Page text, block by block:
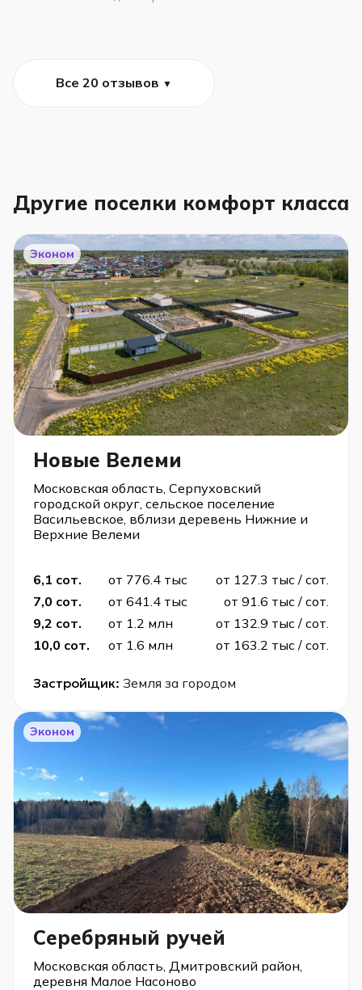
Все 20 отзывов ▼
Другие поселки комфорт класса
Эконом
Новые Велеми
Московская область, Серпуховский
городской округ, сельское поселение
Васильевское, вблизи деревень Нижние и
Верхние Велеми
6,1 сот. от 776.4 тыс
от 127.3 тыс / сот.
7,0 сот.
от 641.4 тыс
от 91.6 тыс / сот.
9,2 сот.
от 1.2 млн
от 132.9 тыс / сот.
10,0 сот.
от 1.6 млн от 163.2 тыс / сот.
Застройщик: Земля за городом
Эконом
Серебряный ручей
Московская область, Дмитровский район,
деревня Малое Насоново